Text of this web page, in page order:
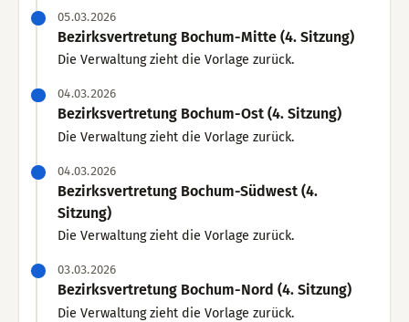
05.03.2026
Bezirksvertretung Bochum-Mitte (4. Sitzung)
Die Verwaltung zieht die Vorlage zurück.
04.03.2026
Bezirksvertretung Bochum-Ost (4. Sitzung)
Die Verwaltung zieht die Vorlage zurück.
04.03.2026
Bezirksvertretung Bochum-Südwest (4.
Sitzung)
Die Verwaltung zieht die Vorlage zurück.
03.03.2026
Bezirksvertretung Bochum-Nord (4. Sitzung)
Die Verwaltung zieht die Vorlage zurück.